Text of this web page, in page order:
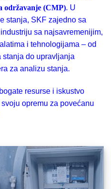
održavanje (CMP). U
stanja, SKF zajedno sa
sa najsavremenijim,
i tehnologijama – od
do upravljanja
za analizu stanja.
resurse i iskustvo
opremu za povećanu